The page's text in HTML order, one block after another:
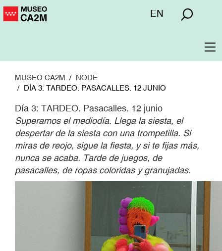
Pasar
Menú
EN
MUSEO CA2M
NODE
DÍA 3: TARDEO. PASACALLES. 12 JUNIO
Día 3: TARDEO. Pasacalles. 12 junio
Superamos el mediodía. Llega la siesta, el
despertar de la siesta con una trompetilla. Si
miras de reojo, sigue la fiesta, y si te fijas más,
nunca se acaba. Tarde de juegos, de
pasacalles, de ropas coloridas y granujadas.